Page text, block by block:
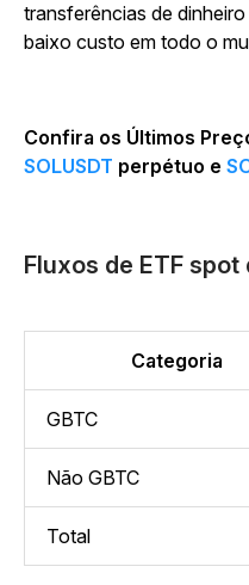
transferências de
baixo custo em todo o
Confira os Últimos
SOLUSDT perpétuo e
Fluxos de ETF spot
Categoria
GBTC
Não GBTC
Total